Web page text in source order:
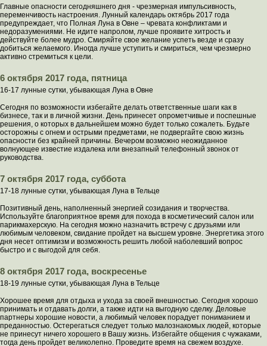
Главные опасности сегодняшнего дня - чрезмерная импульсивность,
переменчивость настроения. Лунный календарь октябрь 2017 года
предупреждает, что Полная Луна в Овне – чревата конфликтами и
недоразумениями. Не идите напролом, лучше проявите хитрость и
действуйте более мудро. Смиряйте свое желание успеть везде и сразу
добиться желаемого. Иногда лучше уступить и смириться, чем чрезмерно
активно стремиться к цели.
6 октября 2017 года, пятница
16-17 лунные сутки, убывающая Луна в Овне
Сегодня по возможности избегайте делать ответственные шаги как в
бизнесе, так и в личной жизни. День принесет опрометчивые и поспешные
решения, о которых в дальнейшем можно будет только сожалеть. Будьте
осторожны с огнем и острыми предметами, не подвергайте свою жизнь
опасности без крайней причины. Вечером возможно неожиданное
волнующее известие издалека или внезапный телефонный звонок от
руководства.
7 октября 2017 года, суббота
17-18 лунные сутки, убывающая Луна в Тельце
Позитивный день, наполненный энергией созидания и творчества.
Используйте благоприятное время для похода в косметический салон или
парикмахерскую. На сегодня можно назначить встречу с друзьями или
любимым человеком, свидание пройдет на высшем уровне. Энергетика этого
дня несет оптимизм и возможность решить любой наболевший вопрос
быстро и с выгодой для себя.
8 октября 2017 года, воскресенье
18-19 лунные сутки, убывающая Луна в Тельце
Хорошее время для отдыха и ухода за своей внешностью. Сегодня хорошо
принимать и отдавать долги, а также идти на выгодную сделку. Деловые
партнеры хорошие новости, а любимый человек порадует пониманием и
преданностью. Остерегаться следует только малознакомых людей, которые
не принесут ничего хорошего в Вашу жизнь. Избегайте общения с чужаками,
тогда день пройдет великолепно. Проведите время на свежем воздухе.